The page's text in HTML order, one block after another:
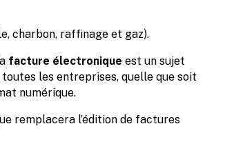
charbon, raffinage et gaz).
facture électronique est un sujet
les entreprises, quelle que soit
numérique.
remplacera l’édition de factures